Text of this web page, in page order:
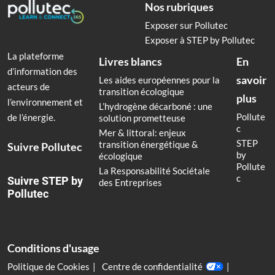
La plateforme
d’information des
acteurs de
l’environnement et
de l’énergie.
Suivre Pollutec
Suivre STEP by
Pollutec
Nos rubriques
Exposer sur Pollutec
Exposer à STEP by Pollutec
Livres blancs
Les aides européennes pour la
transition écologique
L’hydrogène décarboné : une
solution prometteuse
Mer & littoral: enjeux
transition énergétique &
écologique
La Responsabilité Sociétale
des Entreprises
En
savoir
plus
Pollute
c
STEP
by
Pollute
c
Conditions d'usage
Politique de Cookies Centre de confidentialité